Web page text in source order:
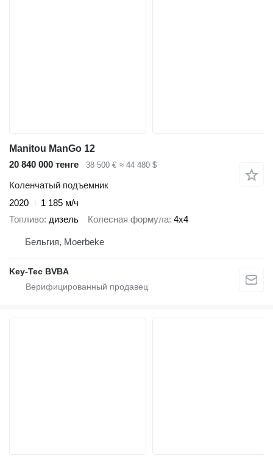
Manitou ManGo 12
20 840 000 тенге
38 500 € ≈ 44 480 $
Коленчатый подъемник
2020
1 185 м/ч
Топливо дизель Колесная формула 4x4
Бельгия, Moerbeke
Key-Tec BVBA